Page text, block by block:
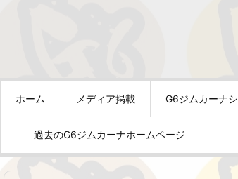
ホーム メディア掲載 G6ジムカーナ
過去のG6ジムカーナホームページ